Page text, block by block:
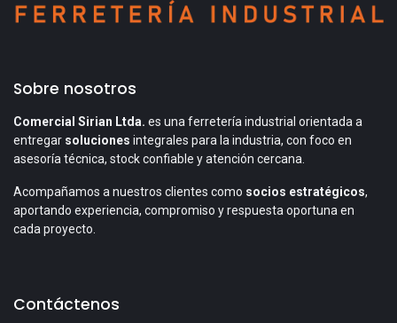
Sobre nosotros
Comercial Sirian Ltda. es una ferretería industrial orientada a
entregar soluciones integrales para la industria, con foco en
asesoría técnica, stock confiable y atención cercana.
Acompañamos a nuestros clientes como socios estratégicos,
aportando experiencia, compromiso y respuesta oportuna en
cada proyecto.
Contáctenos